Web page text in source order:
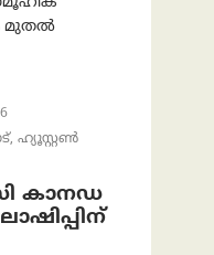
മുതൽ
ഹ്യൂസ്റ്റൺ
കാനഡ